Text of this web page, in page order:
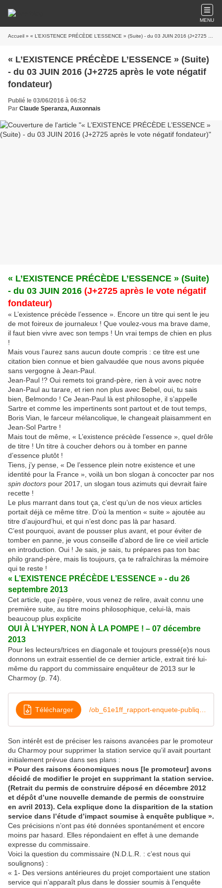
MENU
Accueil » « L’EXISTENCE PRÉCÈDE L’ESSENCE » (Suite) - du 03 JUIN 2016 (J+2725 après le vote négatif fondateur)
« L’EXISTENCE PRÉCÈDE L’ESSENCE » (Suite)
- du 03 JUIN 2016 (J+2725 après le vote négatif
fondateur)
Publié le 03/06/2016 à 06:52
Par Claude Speranza, Auxonnais
« L’EXISTENCE PRÉCÈDE L’ESSENCE » (Suite)
- du 03 JUIN 2016 (J+2725 après le vote négatif
fondateur)
« L’existence précède l’essence ». Encore un titre qui sent le jeu
de mot foireux de journaleux ! Que voulez-vous ma brave dame,
il faut bien vivre avec son temps ! Un vrai temps de chien en plus
!
Mais vous l’aurez sans aucun doute compris : ce titre est une
citation bien connue et bien galvaudée que nous avons piquée
sans vergogne à Jean-Paul.
Jean-Paul !? Oui remets toi grand-père, rien à voir avec notre
Jean-Paul au tarare, et rien non plus avec Bebel, oui, tu sais
bien, Belmondo ! Ce Jean-Paul là est philosophe, il s’appelle
Sartre et comme les impertinents sont partout et de tout temps,
Boris Vian, le farceur mélancolique, le changeait plaisamment en
Jean-Sol Partre !
Mais tout de même, « L’existence précède l’essence », quel drôle
de titre ! Un titre à coucher dehors ou à tomber en panne
d’essence plutôt !
Tiens, j’y pense, « De l’essence plein notre existence et une
identité pour la France », voilà un bon slogan à concocter par nos
spin doctors pour 2017, un slogan tous azimuts qui devrait faire
recette !
Le plus marrant dans tout ça, c’est qu’un de nos vieux articles
portait déjà ce même titre. D’où la mention « suite » ajoutée au
titre d’aujourd’hui, et qui n’est donc pas là par hasard.
C’est pourquoi, avant de pousser plus avant, et pour éviter de
tomber en panne, je vous conseille d’abord de lire ce vieil article
en introduction. Oui ! Je sais, je sais, tu prépares pas ton bac
philo grand-père, mais lis toujours, ça te rafraîchiras la mémoire
qui te reste !
« L’EXISTENCE PRÉCÈDE L’ESSENCE » - du 26
septembre 2013
Cet article, que j’espère, vous venez de relire, avait connu une
première suite, au titre moins philosophique, celui-là, mais
beaucoup plus explicite
OUI À L’HYPER, NON À LA POMPE ! – 07 décembre
2013
Pour les lecteurs/trices en diagonale et toujours pressé(e)s nous
donnons un extrait essentiel de ce dernier article, extrait tiré lui-
même du rapport du commissaire enquêteur de 2013 sur le
Charmoy (p. 74).
Télécharger
Son intérêt est de préciser les raisons avancées par le promoteur
du Charmoy pour supprimer la station service qu’il avait pourtant
initialement prévue dans ses plans :
« Pour des raisons économiques nous [le promoteur] avons
décidé de modifier le projet en supprimant la station service.
(Retrait du permis de construire déposé en décembre 2012
et dépôt d’une nouvelle demande de permis de construire
en avril 2013). Cela explique donc la disparition de la station
service dans l’étude d’impact soumise à enquête publique ».
Ces précisions n’ont pas été données spontanément et encore
moins par hasard. Elles répondaient en effet à une demande
expresse du commissaire.
Voici la question du commissaire (N.D.L.R. : c’est nous qui
soulignons) :
« 1- Des versions antérieures du projet comportaient une station
service qui n’apparaît plus dans le dossier soumis à l’enquête